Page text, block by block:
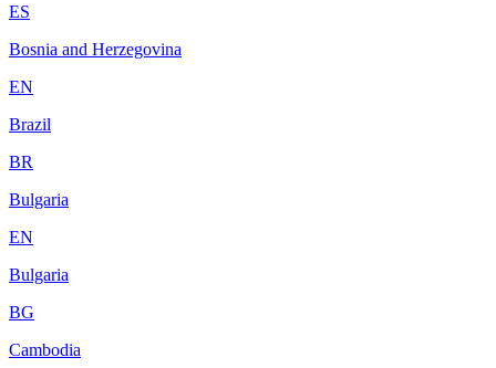
ES
Bosnia and Herzegovina
EN
Brazil
BR
Bulgaria
EN
Bulgaria
BG
Cambodia